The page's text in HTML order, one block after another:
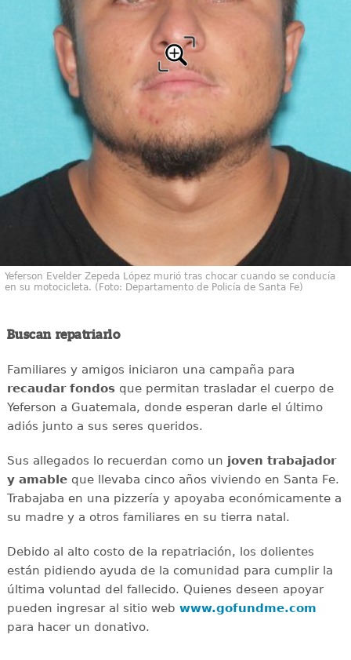
Yeferson Evelder Zepeda López murió tras chocar cuando se conducía
en su motocicleta. (Foto: Departamento de Policía de Santa Fe)
Buscan repatriarlo
Familiares y amigos iniciaron una campaña para
recaudar fondosque permitan trasladar el cuerpo de
Yeferson a Guatemala, donde esperan darle el último
adiós junto a sus seres queridos.
Sus allegados lo recuerdan como un joven trabajador
y amableque llevaba cinco años viviendo en Santa Fe.
Trabajaba en una pizzería y apoyaba económicamente a
su madre y a otros familiares en su tierra natal.
Debido al alto costo de la repatriación, los dolientes
están pidiendo ayuda de la comunidad para cumplir la
última voluntad del fallecido. Quienes deseen apoyar
pueden ingresar al sitio web www.gofundme.com
para hacer un donativo.